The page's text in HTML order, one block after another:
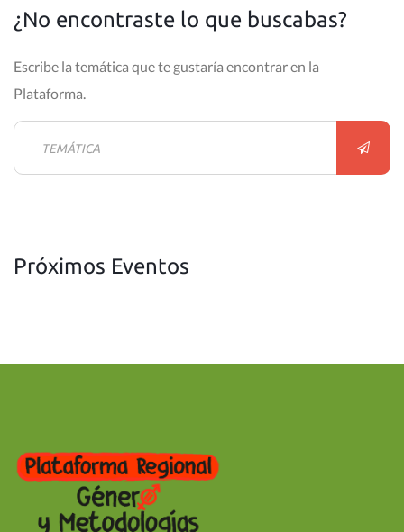
¿No encontraste lo que buscabas?
Escribe la temática que te gustaría encontrar en la
Plataforma.
Próximos Eventos